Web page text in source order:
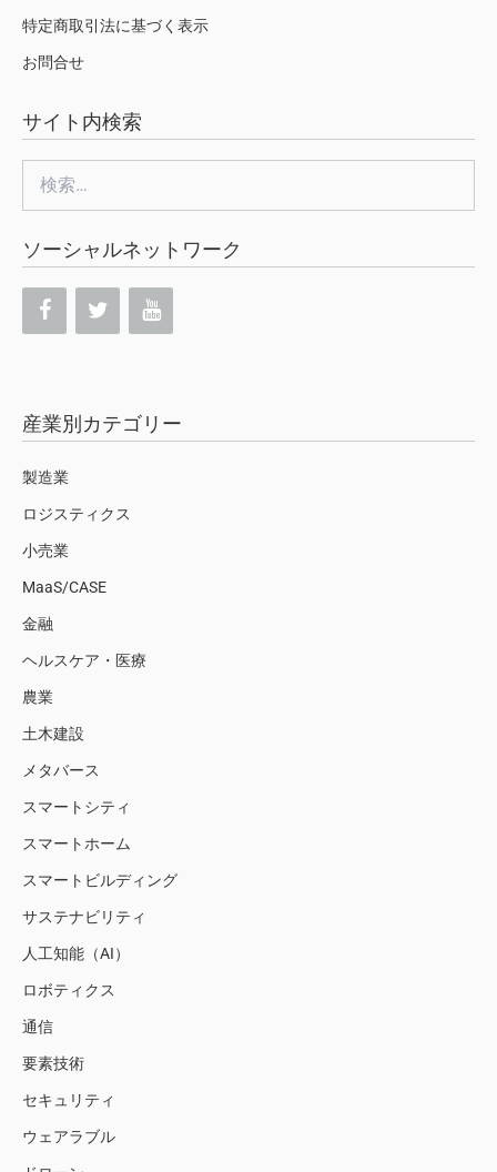
特定商取引法に基づく表示
お問合せ
サイト内検索
索:
ソーシャルネットワーク
産業別カテゴリー
製造業
ロジスティクス
小売業
MaaS/CASE
金融
ヘルスケア・医療
農業
土木建設
メタバース
スマートシティ
スマートホーム
スマートビルディング
サステナビリティ
人工知能（AI）
ロボティクス
通信
要素技術
セキュリティ
ウェアラブル